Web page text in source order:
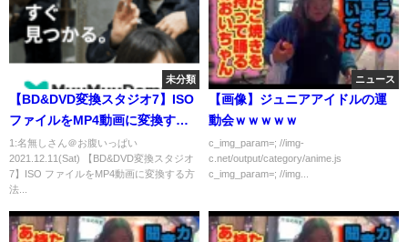
未分類
【BD&DVD変換スタジオ7】ISO
ファイルをMP4動画に変換する
方法 #1 ISO ファイルの取り込み
方
1:名無しさん＠お腹いっぱい
2021.12.11(Sat) 【BD&DVD変換スタジオ
7】ISO ファイルをMP4動画に変換する方
法...
ニュース
【画像】ジュニアアイドルの運
動会ｗｗｗｗｗ
c_img_param=; //img-
c.net/output/category/anime.js
c_img_param=; //img...